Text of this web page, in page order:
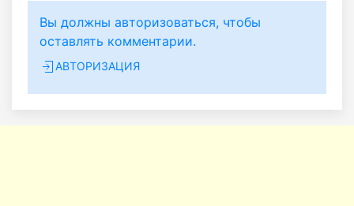
Вы должны авторизоваться, чтобы
оставлять комментарии.
АВТОРИЗАЦИЯ